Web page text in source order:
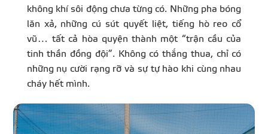
không khí sôi động chưa từng có. Những pha bóng
lăn xả, những cú sút quyết liệt, tiếng hò reo cổ
vũ… tất cả hòa quyện thành một “trận cầu của
tinh thần đồng đội”. Không có thắng thua, chỉ có
những nụ cười rạng rỡ và sự tự hào khi cùng nhau
cháy hết mình.